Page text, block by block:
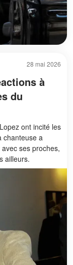
28 mai 2026
à
du
ont incité les
chanteuse a
ses proches,
ailleurs.